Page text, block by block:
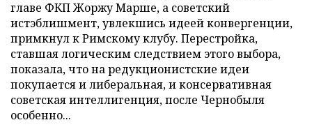
главе ФКП Жоржу Марше, а советский
истэблишмент, увлекшись идеей конвергенции,
примкнул к Римскому клубу. Перестройка,
ставшая логическим следствием этого выбора,
показала, что на редукционистские идеи
покупается и либеральная, и консервативная
советская интеллигенция, после Чернобыля
особенно...